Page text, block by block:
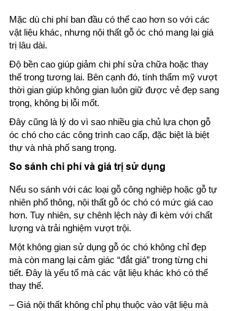
Mặc dù chi phí ban đầu có thể cao hơn so với các
vật liệu khác, nhưng nội thất gỗ óc chó mang lại giá
trị lâu dài.
Độ bền cao giúp giảm chi phí sửa chữa hoặc thay
thế trong tương lai. Bên cạnh đó, tính thẩm mỹ vượt
thời gian giúp không gian luôn giữ được vẻ đẹp sang
trọng, không bị lỗi mốt.
Đây cũng là lý do vì sao nhiều gia chủ lựa chọn gỗ
óc chó cho các công trình cao cấp, đặc biệt là biệt
thự và nhà phố sang trọng.
So sánh chi phí và giá trị sử dụng
Nếu so sánh với các loại gỗ công nghiệp hoặc gỗ tự
nhiên phổ thông, nội thất gỗ óc chó có mức giá cao
hơn. Tuy nhiên, sự chênh lệch này đi kèm với chất
lượng và trải nghiệm vượt trội.
Một không gian sử dụng gỗ óc chó không chỉ đẹp
mà còn mang lại cảm giác “đắt giá” trong từng chi
tiết. Đây là yếu tố mà các vật liệu khác khó có thể
thay thế.
– Giá nội thất không chỉ phụ thuộc vào vật liệu mà